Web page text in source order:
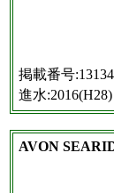
掲載番号
進水:2016(H28)
AVON